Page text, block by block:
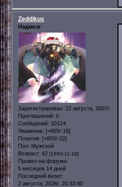
Zeddikus
Надмозг
Зарегистрирован: 22 августа, 2007г.
Приглашений: 0
Сообщений: 10124
Уважение: [+869/-16]
Позитив: [+803/-22]
Пол: Мужской
Возраст: 42 [1983-11-18]
Провел на форуме:
5 месяцев 14 дней
Последний визит:
2 августа, 2026г. 20:33:40